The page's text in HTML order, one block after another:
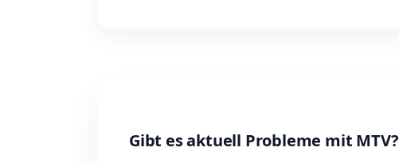
Gibt es aktuell Probleme mit MTV?